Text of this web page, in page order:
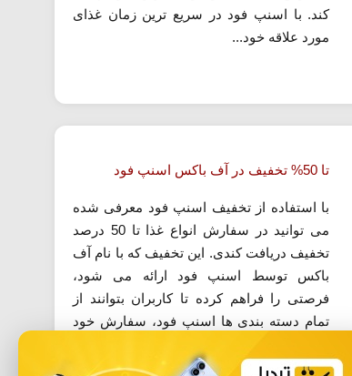
کند. با اسنپ فود در سریع ترین زمان غذای
مورد علاقه خود...
تا 50% تخفیف در آف باکس اسنپ فود
با استفاده از تخفیف اسنپ فود معرفی شده
می توانید در سفارش انواع غذا تا 50 درصد
تخفیف دریافت کندی. این تخفیف که با نام آف
باکس توسط اسنپ فود ارائه می شود،
فرصتی را فراهم کرده تا کاربران بتوانند از
تمام دسته بندی ها اسنپ فود، سفارش خود
لیسنک...